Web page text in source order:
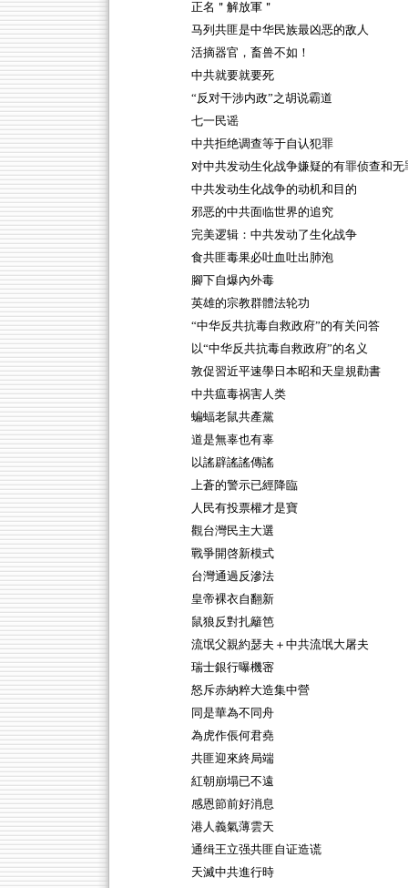
正名＂解放軍＂
马列共匪是中华民族最凶恶的敌人
活摘器官，畜兽不如！
中共就要就要死
“反对干涉内政”之胡说霸道
七一民谣
中共拒绝调查等于自认犯罪
对中共发动生化战争嫌疑的有罪侦查和无
中共发动生化战争的动机和目的
邪恶的中共面临世界的追究
完美逻辑：中共发动了生化战争
食共匪毒果必吐血吐出肺泡
腳下自爆內外毒
英雄的宗教群體法轮功
“中华反共抗毒自救政府”的有关问答
以“中华反共抗毒自救政府”的名义
敦促習近平速學日本昭和天皇規勸書
中共瘟毒祸害人类
蝙蝠老鼠共產黨
道是無辜也有辜
以謠辟謠謠傳謠
上蒼的警示已經降臨
人民有投票權才是寶
觀台灣民主大選
戰爭開啓新模式
台灣通過反滲法
皇帝裸衣自翻新
鼠狼反對扎籬笆
流氓父親約瑟夫＋中共流氓大屠夫
瑞士銀行曝機宻
怒斥赤納粹大造集中營
同是華為不同舟
為虎作倀何君堯
共匪迎來終局端
紅朝崩塌已不遠
感恩節前好消息
港人義氣薄雲天
通缉王立强共匪自证造谎
天滅中共進行時